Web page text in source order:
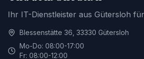
Ihr IT-Dienstleister aus Gütersloh
Blessenstätte 36, 33330 Gütersloh
Mo-Do: 08:00-17:00
Fr: 08:00-12:00